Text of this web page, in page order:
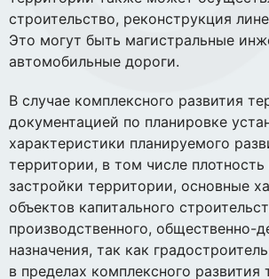
строительство, реконструкция
Это могут быть магистральные
автомобильные дороги.
В случае комплексного развития
документацией по планировке
характеристики планируемого
территории, в том числе
застройки территории, основные
объектов капитального
производственного, общественно-
назначения, так как
в пределах комплексного развития